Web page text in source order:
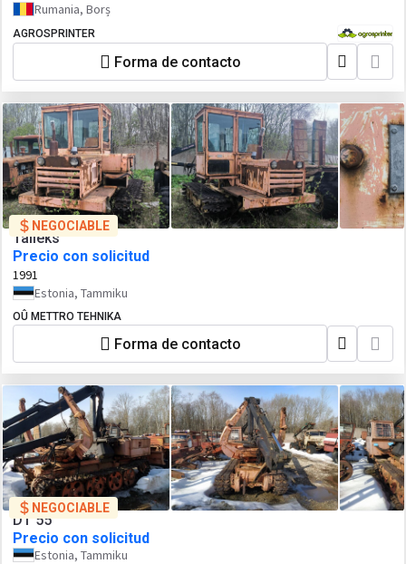
Rumania, Borș
AGROSPRINTER
Forma de contacto
NEGOCIABLE
Talleks
Precio con solicitud
1991
Estonia, Tammiku
OÛ METTRO TEHNIKA
Forma de contacto
NEGOCIABLE
DT 55
Precio con solicitud
Estonia, Tammiku